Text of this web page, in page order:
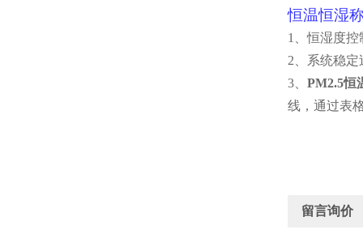
恒温恒湿
1、恒湿度控
2、系统稳
3、 PM2.5恒
线，通过表
留言询价